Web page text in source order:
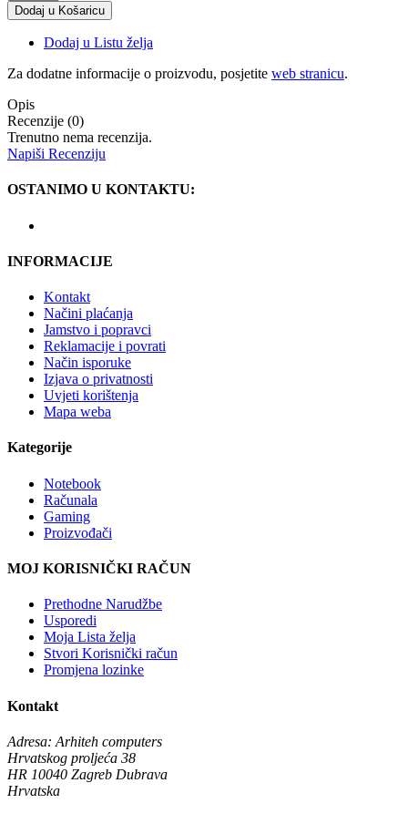
Dodaj u Listu želja
Za dodatne informacije o proizvodu, posjetite web stranicu.
Opis
Recenzije (0)
Trenutno nema recenzija.
Napiši Recenziju
OSTANIMO U KONTAKTU:
INFORMACIJE
Kontakt
Načini plaćanja
Jamstvo i popravci
Reklamacije i povrati
Način isporuke
Izjava o privatnosti
Uvjeti korištenja
Mapa weba
Kategorije
Notebook
Računala
Gaming
Proizvođači
MOJ KORISNIČKI RAČUN
Prethodne Narudžbe
Usporedi
Moja Lista želja
Stvori Korisnički račun
Promjena lozinke
Kontakt
Adresa: Arhiteh computers
Hrvatskog proljeća 38
HR 10040 Zagreb Dubrava
Hrvatska